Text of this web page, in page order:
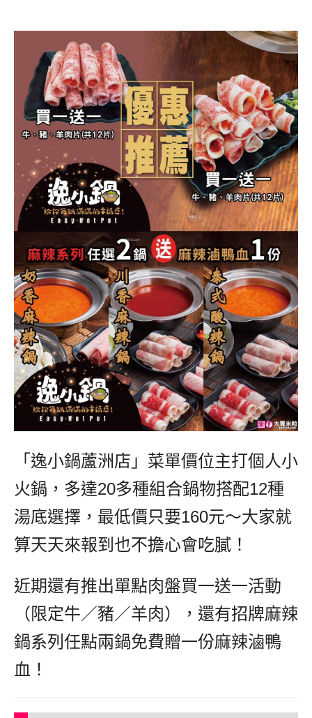
「逸小鍋蘆洲店」菜單價位主打個人小
火鍋，多達20多種組合鍋物搭配12種
湯底選擇，最低價只要160元～大家就
算天天來報到也不擔心會吃膩！
近期還有推出單點肉盤買一送一活動
（限定牛／豬／羊肉），還有招牌麻辣
鍋系列任點兩鍋免費贈一份麻辣滷鴨
血！